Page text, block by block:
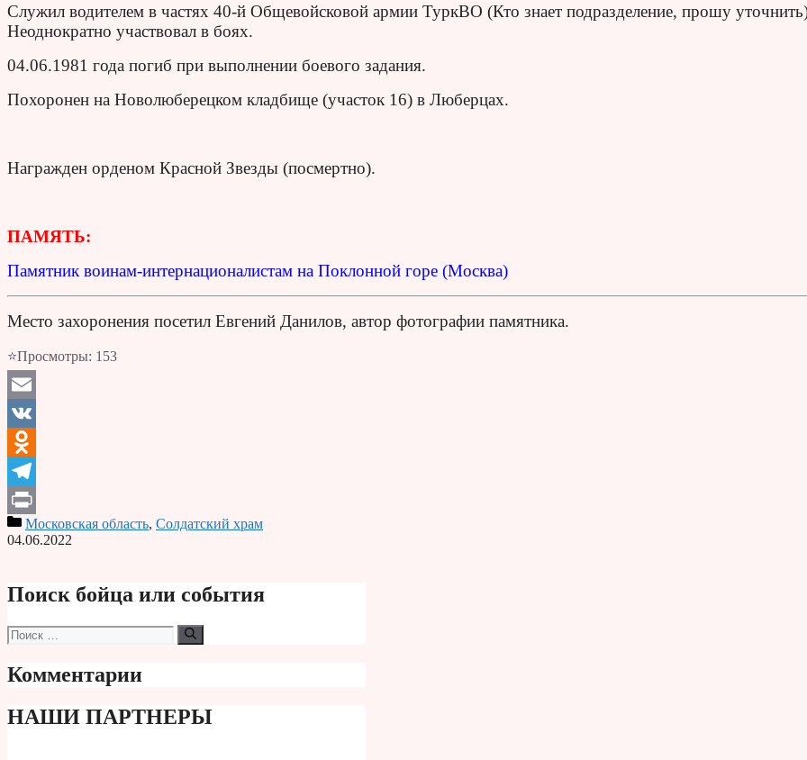
Служил водителем в частях 40-й Общевойсковой армии ТуркВО (Кто знает подразделение, прошу
Неоднократно участвовал в боях.
04.06.1981 года погиб при выполнении боевого задания.
Похоронен на Новолюберецком кладбище (участок 16) в Люберцах.
Награжден орденом Красной Звезды (посмертно).
ПАМЯТЬ:
Памятник воинам-интернационалистам на Поклонной горе (Москва)
Место захоронения посетил Евгений Данилов, автор фотографии памятника.
⭐Просмотры: 153
Email
VK
Odnoklassniki
Telegram
PrintМосковская область, Солдатский храм
04.06.2022
Поиск бойца или события
Поиск:
Комментарии
НАШИ ПАРТНЕРЫ